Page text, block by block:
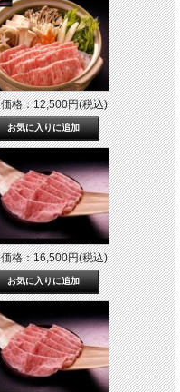
価格：12,500円(税込)
価格：16,500円(税込)